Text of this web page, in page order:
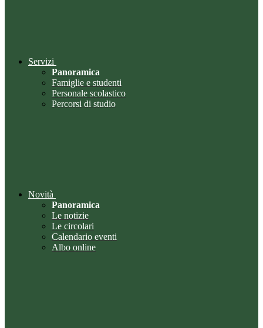
Servizi
Panoramica
Famiglie e studenti
Personale scolastico
Percorsi di studio
Novità
Panoramica
Le notizie
Le circolari
Calendario eventi
Albo online